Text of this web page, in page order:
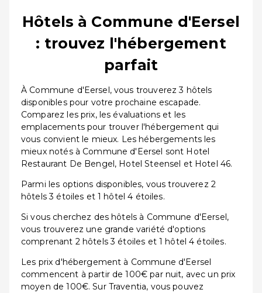
Hôtels à Commune d'Eersel
: trouvez l'hébergement
parfait
À Commune d'Eersel, vous trouverez 3 hôtels
disponibles pour votre prochaine escapade.
Comparez les prix, les évaluations et les
emplacements pour trouver l'hébergement qui
vous convient le mieux. Les hébergements les
mieux notés à Commune d'Eersel sont Hotel
Restaurant De Bengel, Hotel Steensel et Hotel 46.
Parmi les options disponibles, vous trouverez 2
hôtels 3 étoiles et 1 hôtel 4 étoiles.
Si vous cherchez des hôtels à Commune d'Eersel,
vous trouverez une grande variété d'options
comprenant 2 hôtels 3 étoiles et 1 hôtel 4 étoiles.
Les prix d'hébergement à Commune d'Eersel
commencent à partir de 100€ par nuit, avec un prix
moyen de 100€. Sur Traventia, vous pouvez